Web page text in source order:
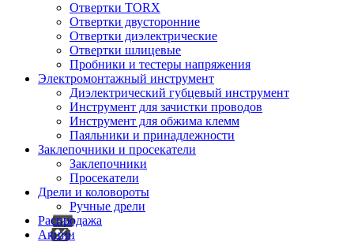
Отвертки TORX
Отвертки двусторонние
Отвертки диэлектрические
Отвертки шлицевые
Пробники и тестеры напряжения
Электромонтажный инструмент
Диэлектрический губцевый инструмент
Инструмент для зачистки проводов
Инструмент для обжима клемм
Паяльники и принадлежности
Заклепочники и просекатели
Заклепочники
Просекатели
Дрели и коловороты
Ручные дрели
Распродажа
Акции